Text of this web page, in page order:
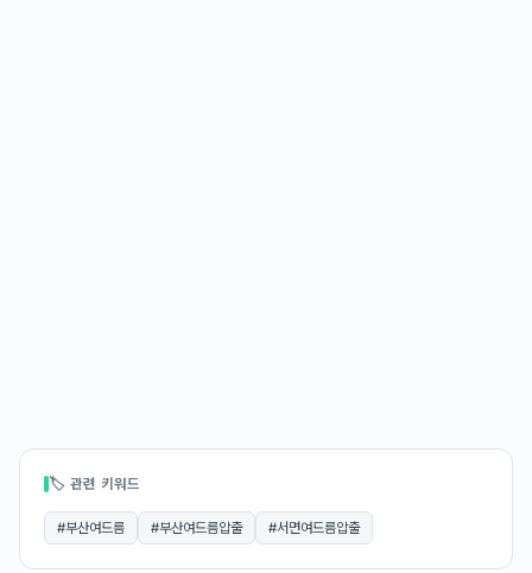
🏷 관련 키워드
#부산여드름 #부산여드름압출 #서면여드름압출